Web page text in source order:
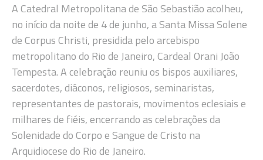
A Catedral Metropolitana de São Sebastião acolheu,
no início da noite de 4 de junho, a Santa Missa Solene
de Corpus Christi, presidida pelo arcebispo
metropolitano do Rio de Janeiro, Cardeal Orani João
Tempesta. A celebração reuniu os bispos auxiliares,
sacerdotes, diáconos, religiosos, seminaristas,
representantes de pastorais, movimentos eclesiais e
milhares de fiéis, encerrando as celebrações da
Solenidade do Corpo e Sangue de Cristo na
Arquidiocese do Rio de Janeiro.